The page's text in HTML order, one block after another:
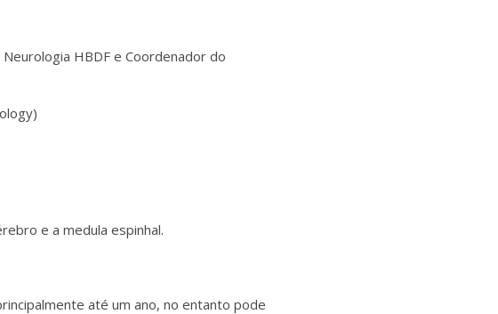
HBDF e Coordenador do
e a medula espinhal.
até um ano, no entanto pode